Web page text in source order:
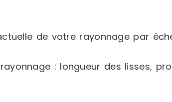
de votre rayonnage par
: longueur des lisses,